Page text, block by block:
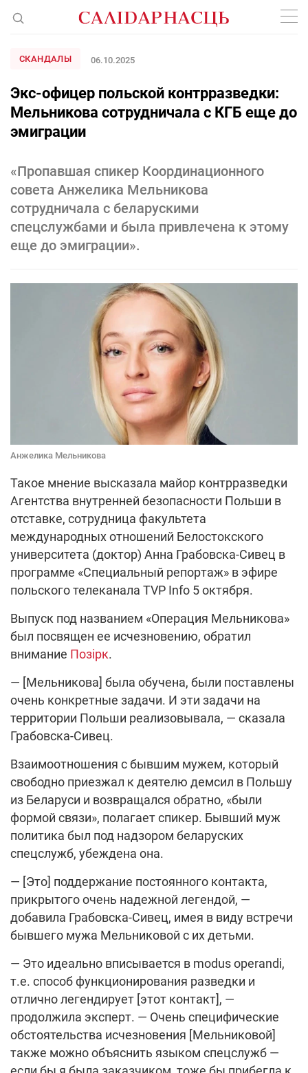
СКАНДАЛЫ 06.10.2025
Экс-офицер польской контрразведки:
Мельникова сотрудничала с КГБ еще до
эмиграции
«Пропавшая спикер Координационного
совета Анжелика Мельникова
сотрудничала с беларускими
спецслужбами и была привлечена к этому
еще до эмиграции».
Анжелика Мельникова
Такое мнение высказала майор контрразведки
Агентства внутренней безопасности Польши в
отставке, сотрудница факультета
международных отношений Белостокского
университета (доктор) Анна Грабовска-Сивец в
программе «Специальный репортаж» в эфире
польского телеканала TVP Info 5 октября.
Выпуск под названием «Операция Мельникова»
был посвящен ее исчезновению, обратил
внимание Позірк.
— [Мельникова] была обучена, были поставлены
очень конкретные задачи. И эти задачи на
территории Польши реализовывала, — сказала
Грабовска-Сивец.
Взаимоотношения с бывшим мужем, который
свободно приезжал к деятелю демсил в Польшу
из Беларуси и возвращался обратно, «были
формой связи», полагает спикер. Бывший муж
политика был под надзором беларуских
спецслужб, убеждена она.
— [Это] поддержание постоянного контакта,
прикрытого очень надежной легендой, —
добавила Грабовска-Сивец, имея в виду встречи
бывшего мужа Мельниковой с их детьми.
— Это идеально вписывается в modus operandi,
т.е. способ функционирования разведки и
отлично легендирует [этот контакт], —
продолжила эксперт. — Очень специфические
обстоятельства исчезновения [Мельниковой]
также можно объяснить языком спецслужб —